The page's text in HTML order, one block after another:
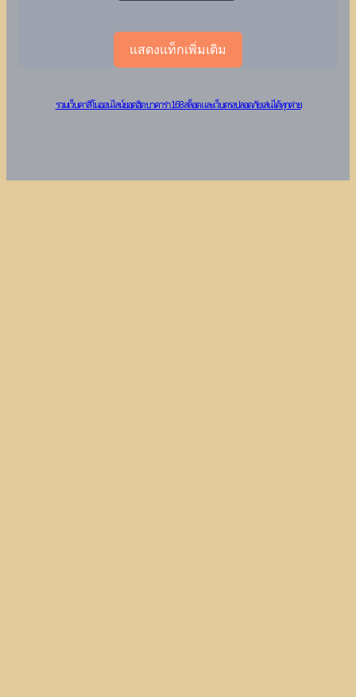
แสดงแท็กเพิ่มเติม
รวมเว็บคาสิโนออนไลน์ยอดฮิต บาคาร่า 168 สล็อต และเว็บตรงปลอดภัย เล่นได้ทุกค่าย